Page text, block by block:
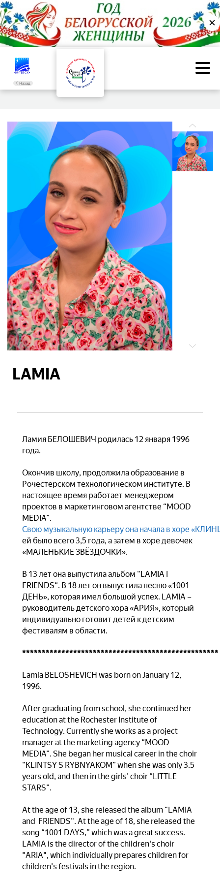
✕
Назад
LAMIA
Ламия БЕЛОШЕВИЧ родилась 12 января 1996
года.
Окончив школу, продолжила образование в
Рочестерском технологическом институте. В
настоящее время работает менеджером
проектов в маркетинговом агентстве “MOOD
MEDIA”.
Свою музыкальную карьеру она начала в хоре
ей было всего 3,5 года, а затем в хоре девочек
«МАЛЕНЬКИЕ ЗВЁЗДОЧКИ».
В 13 лет она выпустила альбом “LAMIA I
FRIENDS“. В 18 лет он выпустила песню «1001
ДЕНЬ», которая имел большой успех. LAMIA –
руководитель детского хора «АРИЯ», который
индивидуально готовит детей к детским
фестивалям в области.
**************************************************
Lamia BELOSHEVICH was born on January 12,
1996.
After graduating from school, she continued her
education at the Rochester Institute of
Technology. Currently she works as a project
manager at the marketing agency “MOOD
MEDIA”. She began her musical career in the choir
“KLINTSY S RYBNYAKOM” when she was only 3.5
years old, and then in the girls’ choir “LITTLE
STARS”.
At the age of 13, she released the album “LAMIA
and FRIENDS“. At the age of 18, she released the
song “1001 DAYS,” which was a great success.
LAMIA is the director of the children's choir
"ARIA", which individually prepares children for
children's festivals in the region.